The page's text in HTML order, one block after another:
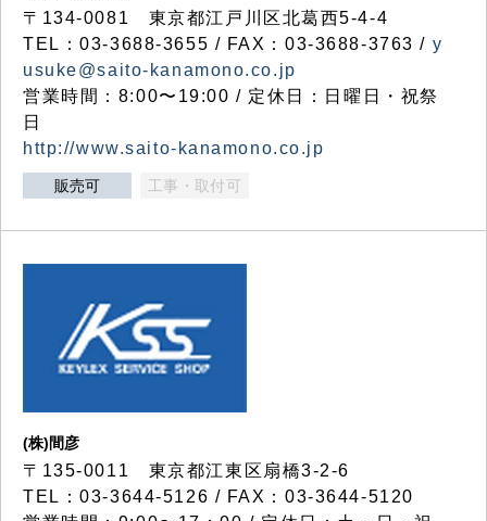
〒134-0081 東京都江戸川区北葛西5-4-4
TEL：03-3688-3655 / FAX：03-3688-3763 / y
usuke@saito-kanamono.co.jp
営業時間：8:00〜19:00 / 定休日：日曜日・祝祭
日
http://www.saito-kanamono.co.jp
販売可 工事・取付可
(株)間彦
〒135-0011 東京都江東区扇橋3-2-6
TEL：03-3644-5126 / FAX：03-3644-5120